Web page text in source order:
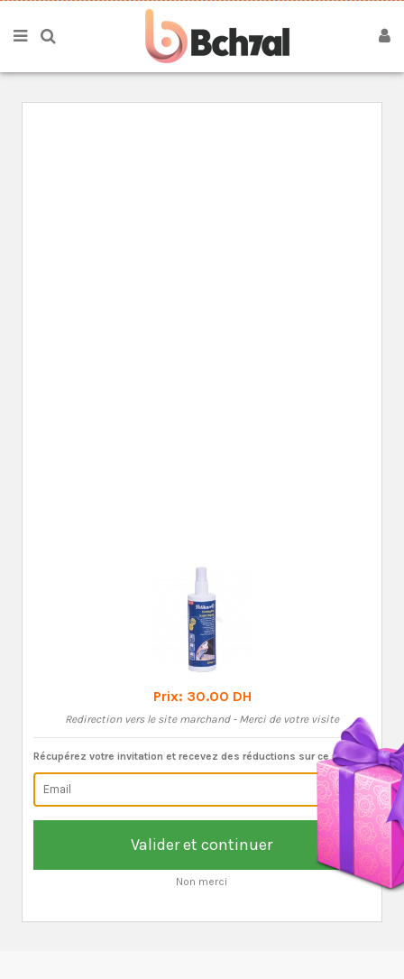
Prix: 30.00 DH
Redirection vers le site marchand - Merci de votre visite
Récupérez votre invitation et recevez des réductions sur ce produit:
Valider et continuer
Non merci